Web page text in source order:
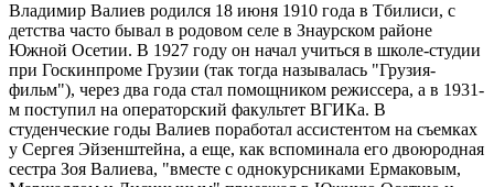
Владимир Валиев родился 18 июня 1910 года в Тбилиси, с
детства часто бывал в родовом селе в Знаурском районе
Южной Осетии. В 1927 году он начал учиться в школе-студии
при Госкинпроме Грузии (так тогда называлась "Грузия-
фильм"), через два года стал помощником режиссера, а в 1931-
м поступил на операторский факультет ВГИКа. В
студенческие годы Валиев поработал ассистентом на съемках
у Сергея Эйзенштейна, а еще, как вспоминала его двоюродная
сестра Зоя Валиева, "вместе с однокурсниками Ермаковым,